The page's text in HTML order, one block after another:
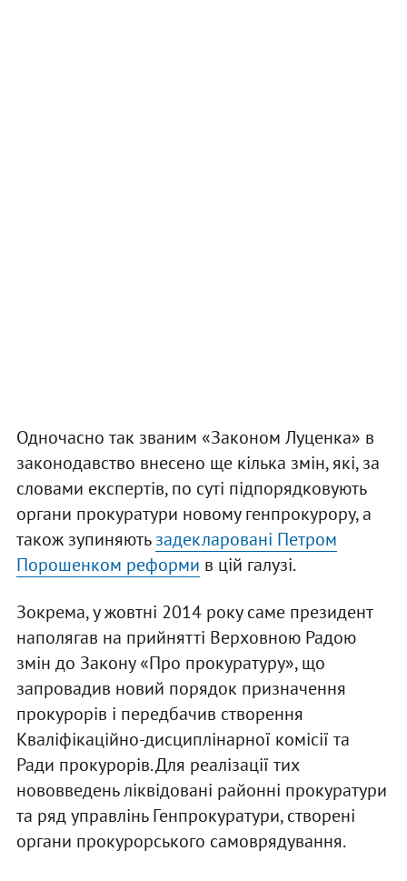
Одночасно так званим «Законом Луценка» в
законодавство внесено ще кілька змін, які, за
словами експертів, по суті підпорядковують
органи прокуратури новому генпрокурору, а
також зупиняютьзадекларовані Петром
Порошенком реформи в цій галузі.
Зокрема, у жовтні 2014 року саме президент
наполягав на прийнятті Верховною Радою
змін до Закону «Про прокуратуру», що
запровадив новий порядок призначення
прокурорів і передбачив створення
Кваліфікаційно-дисциплінарної комісії та
Ради прокурорів. Для реалізації тих
нововведень ліквідовані районні прокуратури
та ряд управлінь Генпрокуратури, створені
органи прокурорського самоврядування.